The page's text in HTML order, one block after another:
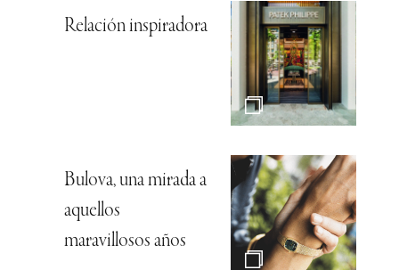
Relación inspiradora
Bulova, una mirada a
aquellos
maravillosos años